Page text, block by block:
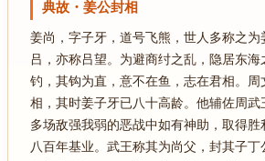
典故・姜公封相
姜尚，字子牙，道号飞熊，世人多称之
吕，亦称吕望。为避商纣之乱，隐居东
钓，其钩为直，意不在鱼，志在君相。周
相，其时姜子牙已八十高龄。他辅佐周
多场敌强我弱的恶战中如有神助，取得胜
八百年基业。武王称其为尚父，封其子丁